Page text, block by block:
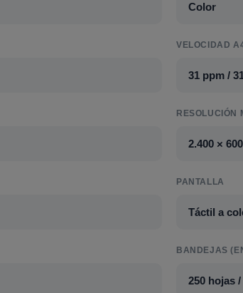
Color
VELOCIDAD
31 ppm /
RESOLUCIÓN
2.400 ×
PANTALLA
Táctil a
BANDEJAS
250 hojas